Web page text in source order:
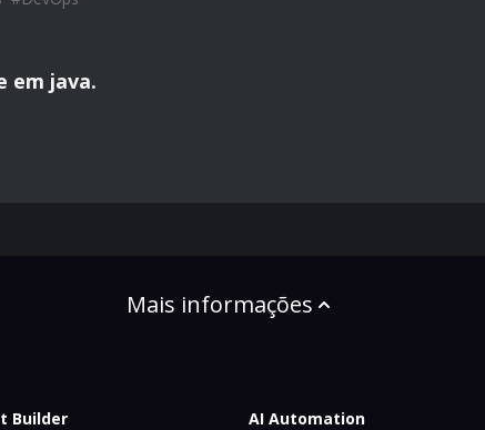
em java.
Mais informações
Builder
AI Automation